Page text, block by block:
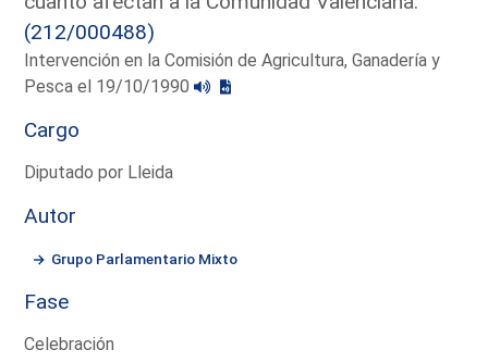
(212/000488)
Intervención en la Comisión de Agricultura, Ganadería y
Pesca el 19/10/1990
Cargo
Diputado por Lleida
Autor
Grupo Parlamentario Mixto
Fase
Celebración